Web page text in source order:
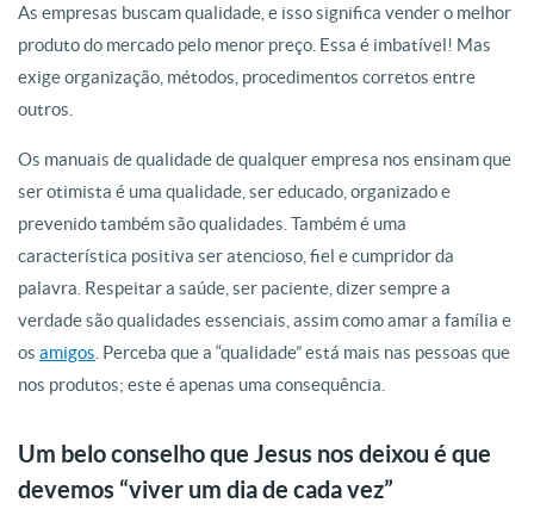
As empresas buscam qualidade, e isso significa vender o melhor
produto do mercado pelo menor preço. Essa é imbatível! Mas
exige organização, métodos, procedimentos corretos entre
outros.
Os manuais de qualidade de qualquer empresa nos ensinam que
ser otimista é uma qualidade, ser educado, organizado e
prevenido também são qualidades. Também é uma
característica positiva ser atencioso, fiel e cumpridor da
palavra. Respeitar a saúde, ser paciente, dizer sempre a
verdade são qualidades essenciais, assim como amar a família e
os amigos . Perceba que a “qualidade” está mais nas pessoas que
nos produtos; este é apenas uma consequência.
Um belo conselho que Jesus nos deixou é que
devemos “viver um dia de cada vez”